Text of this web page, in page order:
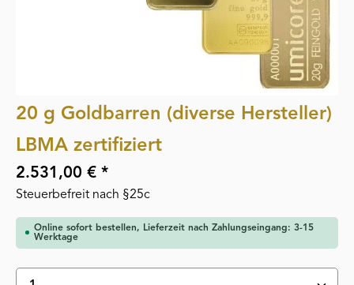
20 g Goldbarren (diverse Hersteller)
LBMA zertifiziert
2.531,00 € *
Steuerbefreit nach §25c
Online sofort bestellen, Lieferzeit nach Zahlungseingang: 3-15
Werktage
Produkt Anzahl: Gib den gewünschten Wert ein